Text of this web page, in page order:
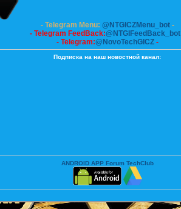
- Telegram Menu: @NTGICZMenu_bot-
- Telegram FeedBack:@NTGIFeedBack_bot
- Telegram:@NovoTechGICZ-
Подписка на наш новостной канал:
ANDROID APP Forum TechClub